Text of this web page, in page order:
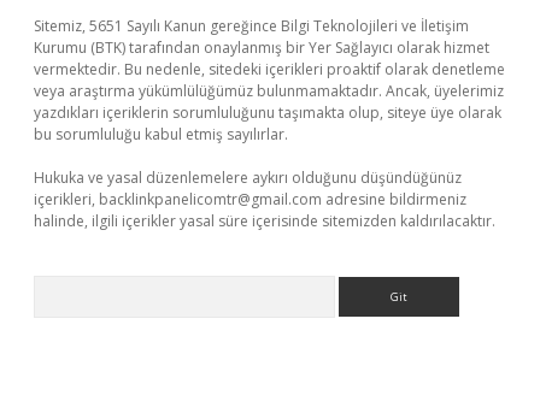
Sitemiz, 5651 Sayılı Kanun gereğince Bilgi Teknolojileri ve İletişim
Kurumu (BTK) tarafından onaylanmış bir Yer Sağlayıcı olarak hizmet
vermektedir. Bu nedenle, sitedeki içerikleri proaktif olarak denetleme
veya araştırma yükümlülüğümüz bulunmamaktadır. Ancak, üyelerimiz
yazdıkları içeriklerin sorumluluğunu taşımakta olup, siteye üye olarak
bu sorumluluğu kabul etmiş sayılırlar.
Hukuka ve yasal düzenlemelere aykırı olduğunu düşündüğünüz
içerikleri, backlinkpanelicomtr@gmail.com adresine bildirmeniz
halinde, ilgili içerikler yasal süre içerisinde sitemizden kaldırılacaktır.